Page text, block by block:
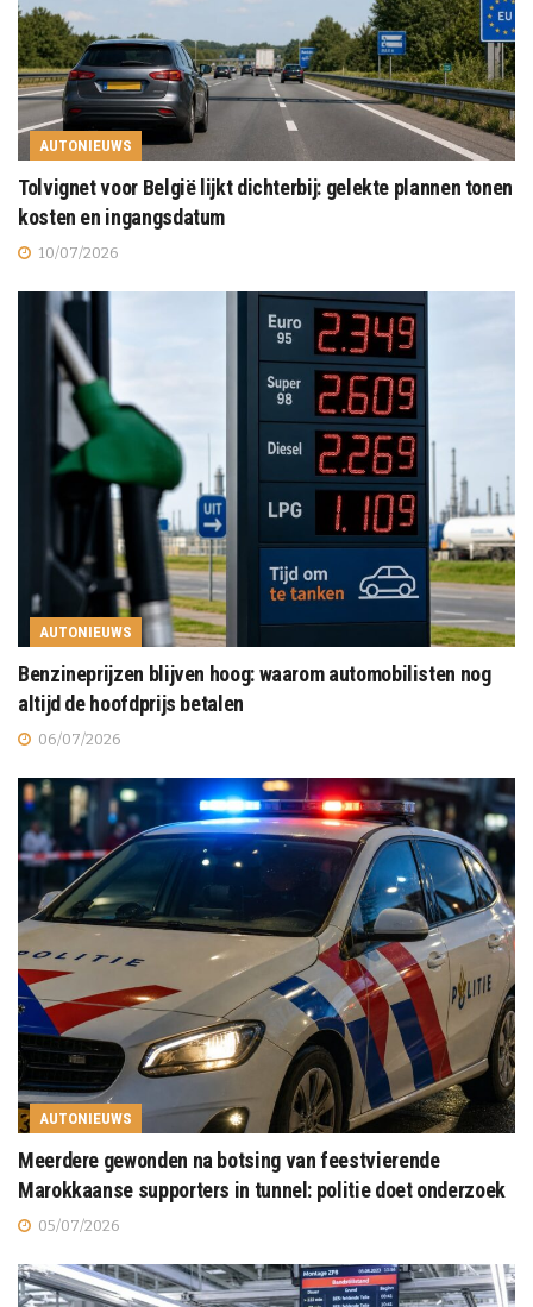
AUTONIEUWS
Tolvignet voor België lijkt dichterbij: gelekte plannen tonen
kosten en ingangsdatum
10/07/2026
AUTONIEUWS
Benzineprijzen blijven hoog: waarom automobilisten nog
altijd de hoofdprijs betalen
06/07/2026
AUTONIEUWS
Meerdere gewonden na botsing van feestvierende
Marokkaanse supporters in tunnel: politie doet onderzoek
05/07/2026